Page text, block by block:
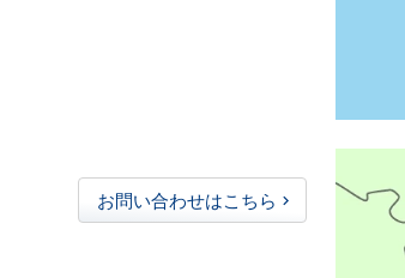
お問い合わせはこちら